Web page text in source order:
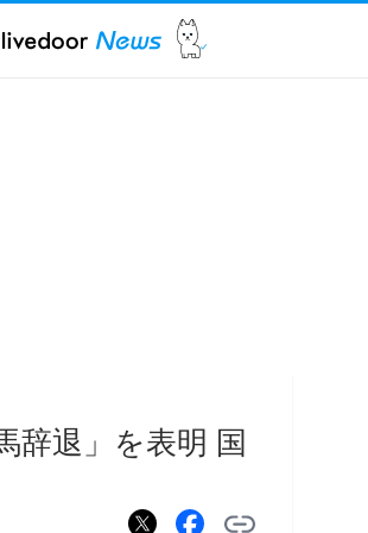
辞退」を表明 国